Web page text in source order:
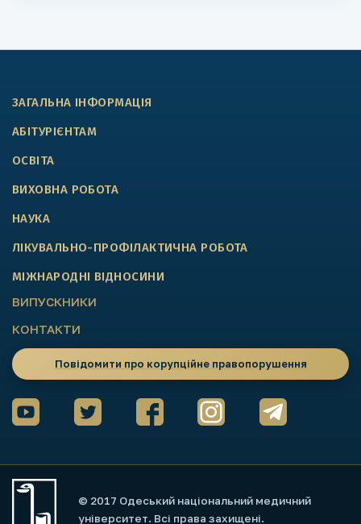
ЗАГАЛЬНА ІНФОРМАЦІЯ
АБІТУРІЄНТАМ
ОСВІТА
ВИХОВНА РОБОТА
НАУКА
ЛІКУВАЛЬНО-ПРОФІЛАКТИЧНА РОБОТА
МІЖНАРОДНІ ВІДНОСИНИ
ВИПУСКНИКИ
КОНТАКТИ
Повідомити про корупційне правопорушення
© 2017 Одеський національний медичний
університет. Всі права захищені.